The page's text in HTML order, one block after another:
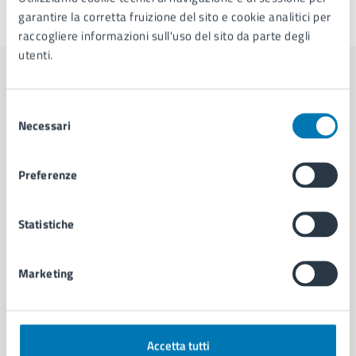
garantire la corretta fruizione del sito e cookie analitici per
raccogliere informazioni sull'uso del sito da parte degli
utenti.
delNecessari
Preferenze
Statistiche
Marketing
Accetta tutti
Ultimo aggiornamento:03/07/2026, 09:08
U.O. Attività Tecniche - Municipalità 2
Sottoservizi